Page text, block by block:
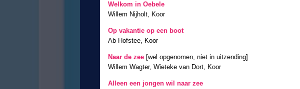
Welkom in Oebele
Willem Nijholt, Koor
Op vakantie op een boot
Ab Hofstee, Koor
Naar de zee [wel opgenomen, niet in uitzending]
Willem Wagter, Wieteke van Dort, Koor
Alleen een jongen wil naar zee